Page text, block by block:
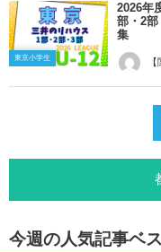
東京小学生
2026年
部・2
集
今週の人気記事ベ